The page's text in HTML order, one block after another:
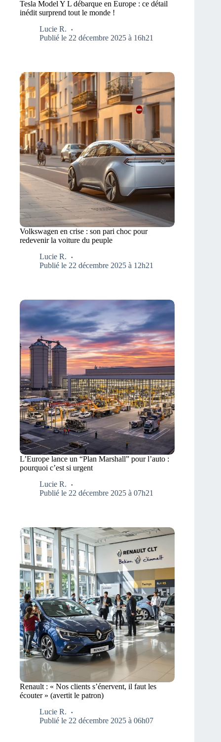
Tesla Model Y L débarque en Europe : ce détail
inédit surprend tout le monde !
Lucie R.
Publié le 22 décembre 2025 à 16h21
Volkswagen en crise : son pari choc pour
redevenir la voiture du peuple
Lucie R.
Publié le 22 décembre 2025 à 12h21
L’Europe lance un “Plan Marshall” pour l’auto :
pourquoi c’est si urgent
Lucie R.
Publié le 22 décembre 2025 à 07h21
Renault : « Nos clients s’énervent, il faut les
écouter » (avertit le patron)
Lucie R.
Publié le 22 décembre 2025 à 06h07